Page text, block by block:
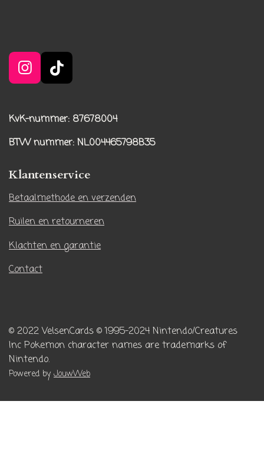
I
n
t
a
g
a
m
T
i
T
o
k
KvK-nummer: 87678004
BTW nummer: NL004465798B35
Klantenservice
Betaalmethode en verzenden
Ruilen en retourneren
Klachten en garantie
Contact
© 2022 VelsenCards © 1995-2024 Nintendo/Creatures
Inc Pokemon character names are trademarks of
Nintendo.
Powered byJouwWeb